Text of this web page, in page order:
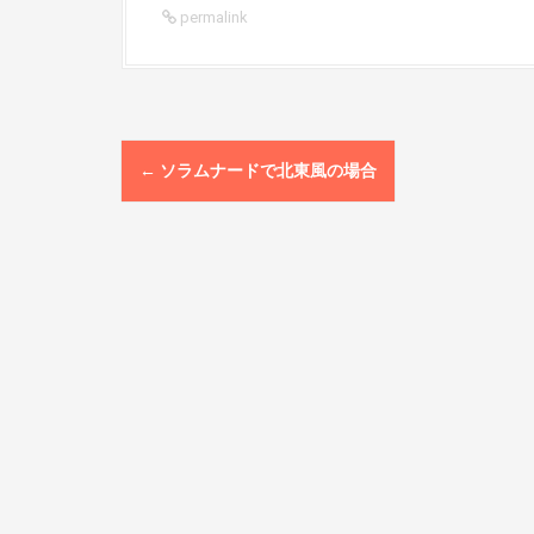
permalink
P
o
← ソラムナードで北東風の場合